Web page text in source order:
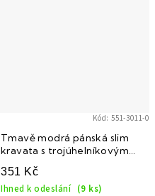
Tmavě modrá pánská slim
kravata s trojúhelníkovým
zeleným vzorem
351 Kč
Ihned k odeslání (9 ks)
Kód: 551-3011-0